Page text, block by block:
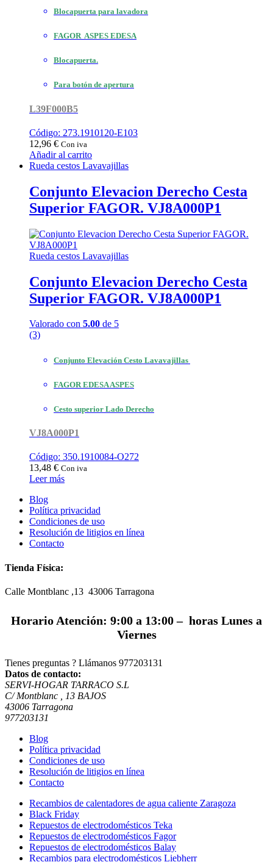
Blocapuerta para lavadora
FAGOR ASPES EDESA
Blocapuerta.
Para botón de apertura
L39F000B5
Código: 273.1910120-E103
12,96 € Con iva
Añadir al carrito
Rueda cestos Lavavajillas
Conjunto Elevacion Derecho Cesta
Superior FAGOR. VJ8A000P1
Rueda cestos Lavavajillas
Conjunto Elevacion Derecho Cesta
Superior FAGOR. VJ8A000P1
Valorado con 5.00 de 5
(3)
Conjunto Elevación Cesto Lavavajillas
FAGOR EDESA ASPES
Cesto superior Lado Derecho
VJ8A000P1
Código: 350.1910084-O272
13,48 € Con iva
Leer más
Blog
Política privacidad
Condiciones de uso
Resolución de litigios en línea
Contacto
Tienda Física:
Calle Montblanc ,13 43006 Tarragona
Horario Atención: 9:00 a 13:00 – horas Lunes a
Viernes
Tienes preguntas ? Llámanos 977203131
Datos de contacto:
SERVI-HOGAR TARRACO S.L
C/ Montblanc , 13 BAJOS
43006 Tarragona
977203131
Blog
Política privacidad
Condiciones de uso
Resolución de litigios en línea
Contacto
Recambios de calentadores de agua caliente Zaragoza
Black Friday
Repuestos de electrodomésticos Teka
Repuestos de electrodomésticos Fagor
Repuestos de electrodomésticos Balay
Recambios para electrodomésticos Liebherr